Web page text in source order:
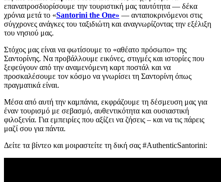
επαναπροσδιορίσουμε την τουριστική μας ταυτότητα — δέκα
χρόνια μετά το «Santorini the One» — ανταποκρινόμενοι στις
σύγχρονες ανάγκες του ταξιδιώτη και αναγνωρίζοντας την εξέλιξη
του νησιού μας.
Στόχος μας είναι να φωτίσουμε το «αθέατο πρόσωπο» της
Σαντορίνης. Να προβάλλουμε εικόνες, στιγμές και ιστορίες που
ξεφεύγουν από την αναμενόμενη καρτ ποστάλ και να
προσκαλέσουμε τον κόσμο να γνωρίσει τη Σαντορίνη όπως
πραγματικά είναι.
Μέσα από αυτή την καμπάνια, εκφράζουμε τη δέσμευση μας για
έναν τουρισμό με σεβασμό, αυθεντικότητα και ουσιαστική
φιλοξενία. Για εμπειρίες που αξίζει να ζήσεις – και να τις πάρεις
μαζί σου για πάντα.
Δείτε τα βίντεο και μοιραστείτε τη δική σας #AuthenticSantorini: